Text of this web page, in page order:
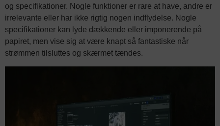
og specifikationer. Nogle funktioner er rare at have, andre er
irrelevante eller har ikke rigtig nogen indflydelse. Nogle
specifikationer kan lyde dækkende eller imponerende på
papiret, men vise sig at være knapt så fantastiske når
strømmen tilsluttes og skærmet tændes.